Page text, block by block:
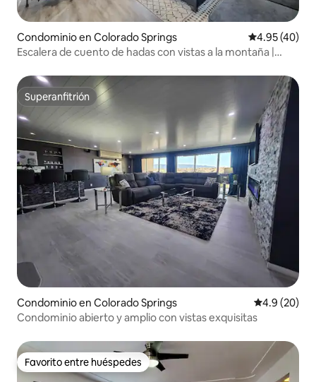
Condominio en Colorado Springs Calificación
4.95 (40)
Escalera de cuento de hadas con vistas a la montaña |
Superanfitrión
Superanfitrión
Condominio en Colorado Springs Calificación
4.9 (20)
Condominio abierto y amplio con vistas exquisitas
Favorito entre huéspedes
Favorito entre huéspedes